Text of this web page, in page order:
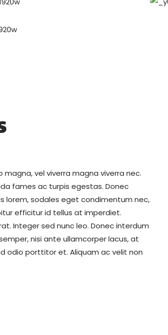
vel viverra magna viverra nec.
fames ac turpis egestas. Donec
lorem, sodales eget condimentum nec,
efficitur id tellus at imperdiet.
Integer sed nunc leo. Donec interdum
nisi ante ullamcorper lacus, at
odio porttitor et. Aliquam ac velit non